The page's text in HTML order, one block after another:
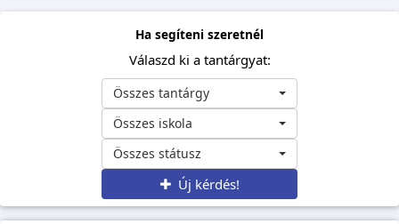
Ha segíteni szeretnél
Válaszd ki a tantárgyat:
Összes tantárgy
Összes iskola
Összes státusz
Új kérdés!